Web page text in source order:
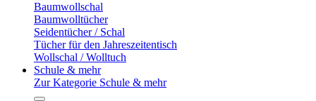
Baumwollschal
Baumwolltücher
Seidentücher / Schal
Tücher für den Jahreszeitentisch
Wollschal / Wolltuch
Schule & mehr
Zur Kategorie Schule & mehr